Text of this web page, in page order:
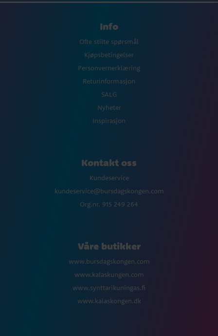
Info
Ofte stilte spørsmål
Kjøpsbetingelser
Personvernerklæring
Returinformasjon
SALG
Nyheter
Inspirasjon
Kontakt oss
Kundeservice
kundeservice@bursdagskongen.com
Org.nr. 915 249 264
Våre butikker
www.bursdagskongen.com
www.kalaskungen.com
www.synttarikuningas.fi
www.kalaskongen.dk